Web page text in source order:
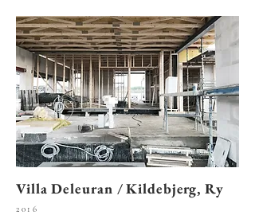
Villa Deleuran / Kildebjerg, Ry
2016